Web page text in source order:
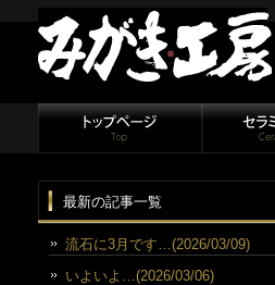
最新の記事一覧
流石に3月です…(2026/03/09)
いよいよ…(2026/03/06)